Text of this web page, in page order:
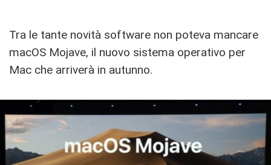
Tra le tante novità software non poteva mancare
macOS Mojave, il nuovo sistema operativo per
Mac che arriverà in autunno.